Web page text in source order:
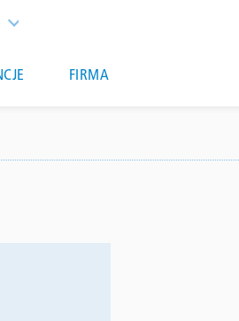
List additional actions
FIRMA